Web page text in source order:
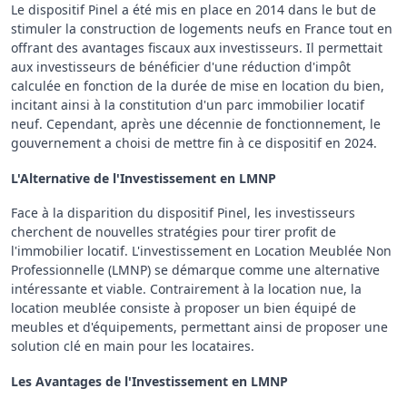
Le dispositif Pinel a été mis en place en 2014 dans le but de
stimuler la construction de logements neufs en France tout en
offrant des avantages fiscaux aux investisseurs. Il permettait
aux investisseurs de bénéficier d'une réduction d'impôt
calculée en fonction de la durée de mise en location du bien,
incitant ainsi à la constitution d'un parc immobilier locatif
neuf. Cependant, après une décennie de fonctionnement, le
gouvernement a choisi de mettre fin à ce dispositif en 2024.
L'Alternative de l'Investissement en LMNP
Face à la disparition du dispositif Pinel, les investisseurs
cherchent de nouvelles stratégies pour tirer profit de
l'immobilier locatif. L'investissement en Location Meublée Non
Professionnelle (LMNP) se démarque comme une alternative
intéressante et viable. Contrairement à la location nue, la
location meublée consiste à proposer un bien équipé de
meubles et d'équipements, permettant ainsi de proposer une
solution clé en main pour les locataires.
Les Avantages de l'Investissement en LMNP